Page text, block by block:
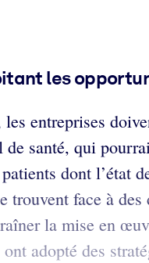
les
entreprises
santé, qui
dont l’état
trouvent face à
la mise en
adopté des